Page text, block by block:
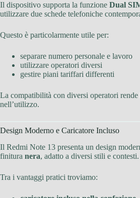
Il dispositivo supporta la funzione Dual
utilizzare due schede telefoniche
Questo è particolarmente utile per:
separare numero personale e lavoro
utilizzare operatori diversi
gestire piani tariffari differenti
La compatibilità con diversi operatori
nell’utilizzo.
Design Moderno e Caricatore Incluso
Il Redmi Note 13 presenta un design
finitura nera, adatto a diversi stili e contesti.
Tra i vantaggi pratici troviamo: